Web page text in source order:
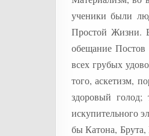
ученики были
Простой Жизни.
обещание Постов
всех грубых
того, аскетизм,
здоровый
искупительного
бы Катона,